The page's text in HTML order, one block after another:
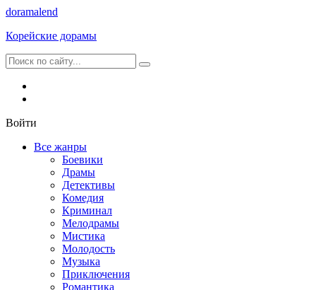
doramalend
Корейские дорамы
Войти
Все жанры
Боевики
Драмы
Детективы
Комедия
Криминал
Мелодрамы
Мистика
Молодость
Музыка
Приключения
Романтика